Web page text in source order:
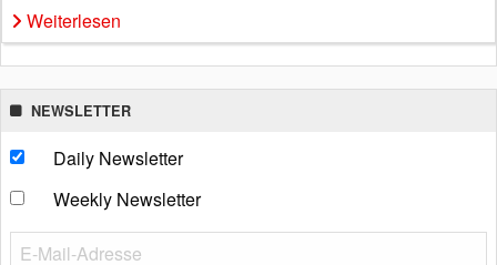
Weiterlesen
NEWSLETTER
Daily Newsletter
Weekly Newsletter